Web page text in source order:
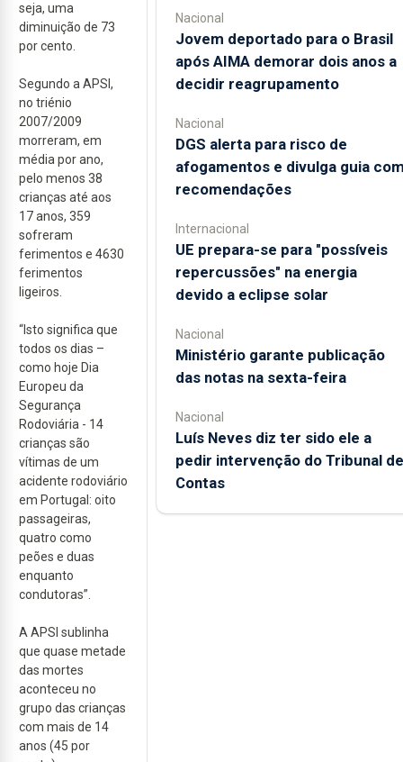
seja, uma
diminuição de 73
por cento.
Segundo a APSI,
no triénio
2007/2009
morreram, em
média por ano,
pelo menos 38
crianças até aos
17 anos, 359
sofreram
ferimentos e 4630
ferimentos
ligeiros.
“Isto significa que
todos os dias –
como hoje Dia
Europeu da
Segurança
Rodoviária - 14
crianças são
vítimas de um
acidente rodoviário
em Portugal: oito
passageiras,
quatro como
peões e duas
enquanto
condutoras”.
A APSI sublinha
que quase metade
das mortes
aconteceu no
grupo das crianças
com mais de 14
anos (45 por
Nacional
Jovem deportado para o Brasil
após AIMA demorar dois anos a
decidir reagrupamento
Nacional
DGS alerta para risco de
afogamentos e divulga guia
recomendações
Internacional
UE prepara-se para "possíveis
repercussões" na energia
devido a eclipse solar
Nacional
Ministério garante publicação
das notas na sexta-feira
Nacional
Luís Neves diz ter sido ele a
pedir intervenção do Tribunal de
Contas